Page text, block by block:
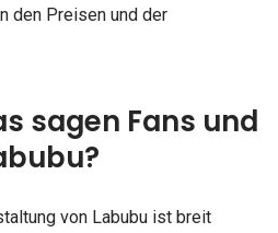
den Preisen und der
sagen Fans und
von Labubu ist breit